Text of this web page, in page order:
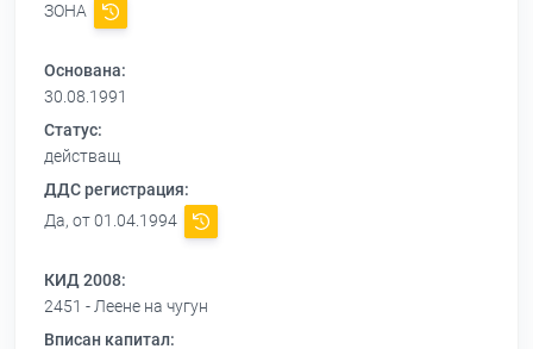
ЗОНА
Основана:
30.08.1991
Статус:
действащ
ДДС регистрация:
Да, от 01.04.1994
КИД 2008:
2451 - Леене на чугун
Вписан капитал: